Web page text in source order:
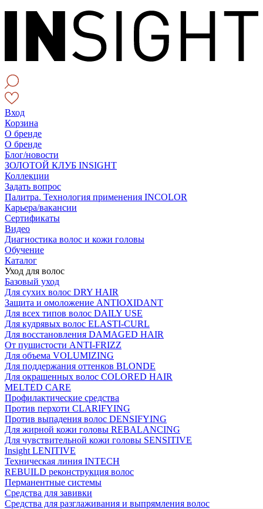
Вход
Корзина
О бренде
О бренде
Блог/новости
ЗОЛОТОЙ КЛУБ INSIGHT
Коллекции
Задать вопрос
Палитра. Технология применения INCOLOR
Карьера/вакансии
Сертификаты
Видео
Диагностика волос и кожи головы
Обучение
Каталог
Уход для волос
Базовый уход
Для сухих волос DRY HAIR
Защита и омоложение ANTIOXIDANT
Для всех типов волос DAILY USE
Для кудрявых волос ELASTI-CURL
Для восстановления DAMAGED HAIR
От пушистости ANTI-FRIZZ
Для объема VOLUMIZING
Для поддержания оттенков BLONDE
Для окрашенных волос COLORED HAIR
MELTED CARE
Профилактические средства
Против перхоти CLARIFYING
Против выпадения волос DENSIFYING
Для жирной кожи головы REBALANCING
Для чувствительной кожи головы SENSITIVE
Insight LENITIVE
Техническая линия INTECH
REBUILD реконструкция волос
Перманентные системы
Средства для завивки
Средства для разглаживания и выпрямления волос